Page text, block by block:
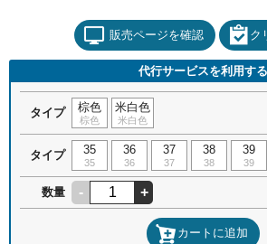
販売ページを確認 ク
代行サービスを利用する
タイプ 棕色
棕色
米白色
米白色
タイプ 35
35
36
36
37
37
38
38
39
39
数量 - +
カートに追加